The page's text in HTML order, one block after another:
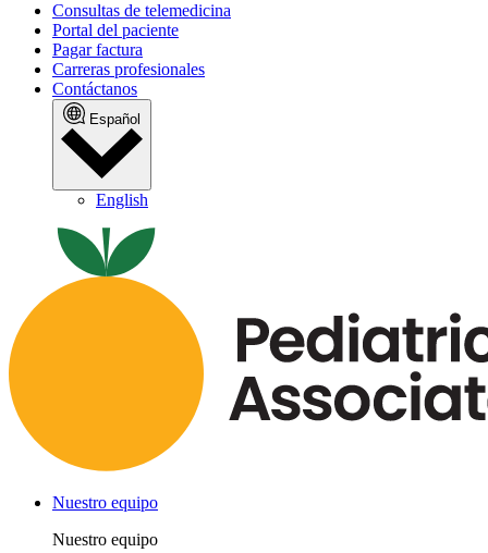
Consultas de telemedicina
Portal del paciente
Pagar factura
Carreras profesionales
Contáctanos
Español
English
Nuestro equipo
Nuestro equipo